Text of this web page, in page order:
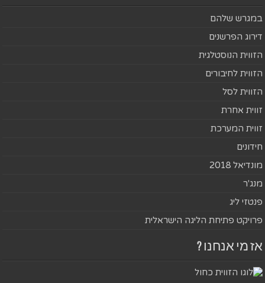
במגרש שלהם
דירוג הפרשנים
הזווית הנוסטלגית
הזווית לחיבורים
הזווית לסל
זווית אחרת
זווית המערכת
חידונים
מונדיאל 2018
מנג'ר
פנטזי ליג
פרויקט פתיחת הליגה הישראלית
אז מי אנחנו ?